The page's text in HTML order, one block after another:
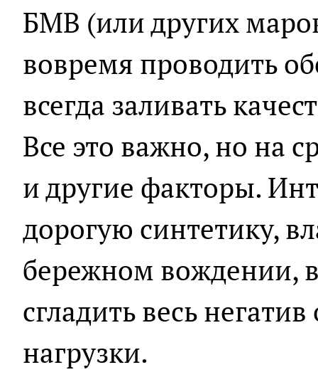
БМВ (или других
вовремя проводить
всегда заливать
Все это важно, но на
и другие факторы.
дорогую синтетику,
бережном вождении,
сгладить весь
нагрузки.